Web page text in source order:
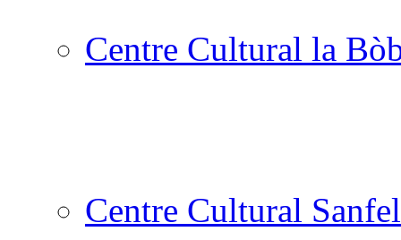
Centre Cultural la
Centre Cultural